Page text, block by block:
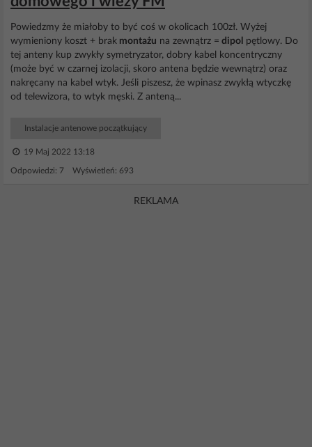
Powiedzmy że miałoby to być coś w okolicach 100zł. Wyżej
wymieniony koszt + brak montażu na zewnątrz = dipol pętlowy. Do
tej anteny kup zwykły symetryzator, dobry kabel koncentryczny
(może być w czarnej izolacji, skoro antena będzie wewnątrz) oraz
nakręcany na kabel wtyk. Jeśli piszesz, że wpinasz zwykłą wtyczkę
od telewizora, to wtyk męski. Z anteną...
Instalacje antenowe początkujący
19 Maj 2022 13:18
Odpowiedzi: 7 Wyświetleń: 693
REKLAMA